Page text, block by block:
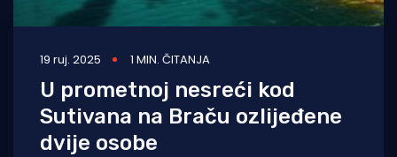
19 ruj. 2025 1 MIN. ČITANJA
U prometnoj nesreći kod
Sutivana na Braču ozlijeđene
dvije osobe